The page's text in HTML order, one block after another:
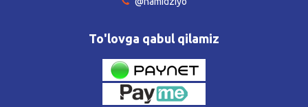
To'lovga qabul qilamiz